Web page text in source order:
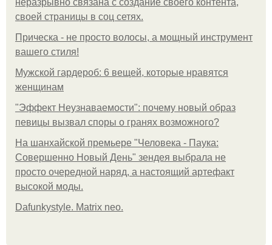
своей страницы в соц сетях.
Прическа - не просто волосы, а мощный инструмент
вашего стиля!
Мужской гардероб: 6 вещей, которые нравятся
женщинам
"Эффект Неузнаваемости": почему новый образ
певицы вызвал споры о гранях возможного?
На шанхайской премьере "Человека - Паука:
Совершенно Новый День" зендея выбрала не
просто очередной наряд, а настоящий артефакт
высокой моды.
Dafunkystyle. Matrix neo.